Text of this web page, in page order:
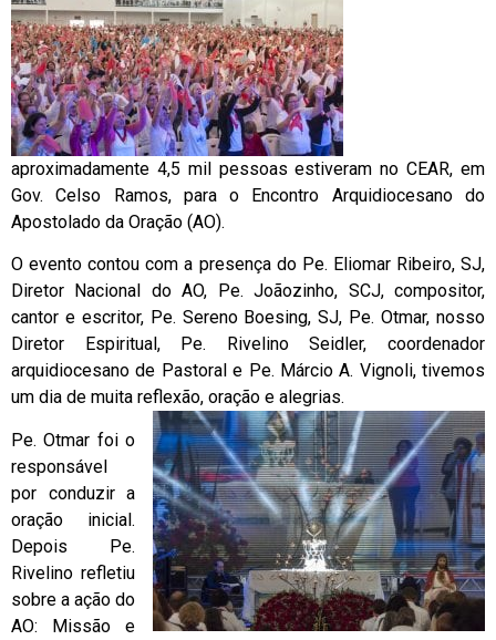
aproximadamente 4,5 mil pessoas estiveram no CEAR, em
Gov. Celso Ramos, para o Encontro Arquidiocesano do
Apostolado da Oração (AO).
O evento contou com a presença do Pe. Eliomar Ribeiro, SJ,
Diretor Nacional do AO, Pe. Joãozinho, SCJ, compositor,
cantor e escritor, Pe. Sereno Boesing, SJ, Pe. Otmar, nosso
Diretor Espiritual, Pe. Rivelino Seidler, coordenador
arquidiocesano de Pastoral e Pe. Márcio A. Vignoli, tivemos
um dia de muita reflexão, oração e alegrias.
Pe. Otmar foi o
responsável
por conduzir a
oração inicial.
Depois Pe.
Rivelino refletiu
sobre a ação do
AO: Missão e